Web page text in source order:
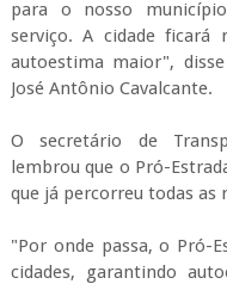
para o nosso
serviço. A cidade
autoestima maior",
José Antônio Cavalcante.
O secretário de
lembrou que o Pró-
que já percorreu todas as
"Por onde passa, o Pró-
cidades, garantindo